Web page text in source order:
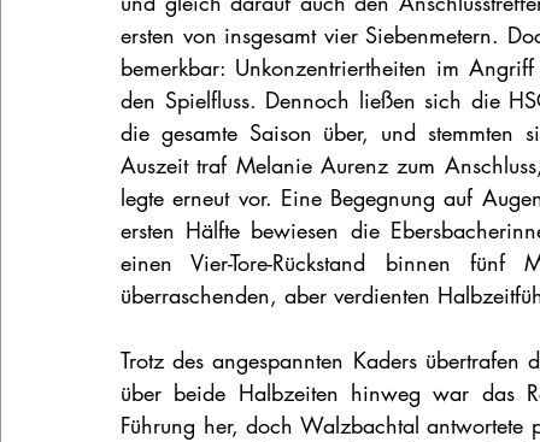
ersten von insgesamt vier Siebenmetern.
bemerkbar: Unkonzentriertheiten im
den Spielfluss. Dennoch ließen sich die
die gesamte Saison über, und stemmten
Auszeit traf Melanie Aurenz zum
legte erneut vor. Eine Begegnung auf
ersten Hälfte bewiesen die
einen Vier-Tore-Rückstand binnen
überraschenden, aber verdienten
Trotz des angespannten Kaders
über beide Halbzeiten hinweg war das
Führung her, doch Walzbachtal